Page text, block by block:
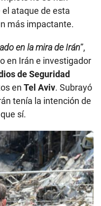
ataque de esta
más impactante.
en la mira de Irán”,
en Irán e investigador
de Seguridad
en Tel Aviv. Subrayó
tenía la intención de
sí.